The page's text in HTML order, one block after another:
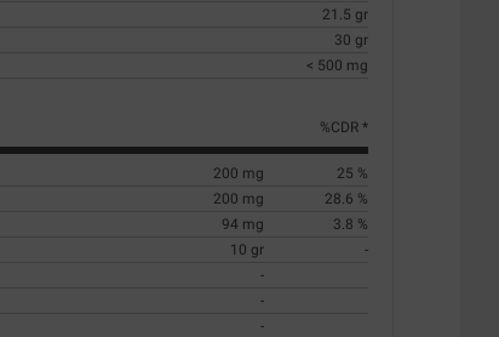
21.5 gr
30 gr
< 500 mg
%CDR *
200 mg
25 %
200 mg
28.6 %
94 mg
3.8 %
10 gr
-
-
-
-